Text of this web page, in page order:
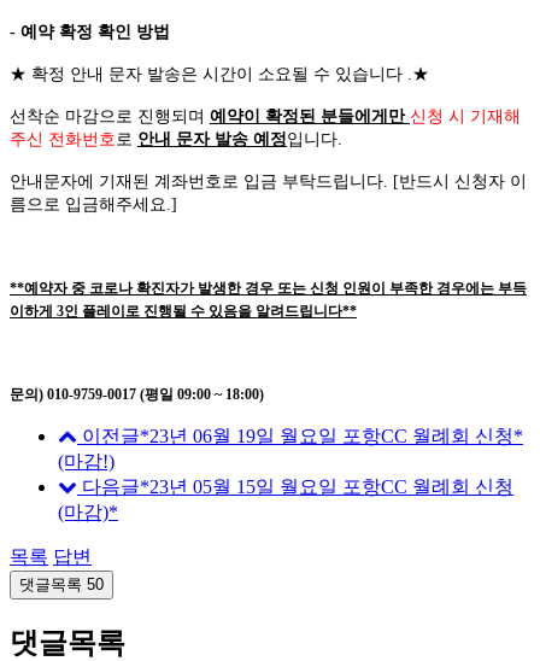
- 예약 확정 확인 방법
★ 확정 안내 문자 발송은 시간이 소요될 수 있습니다 .★
선착순 마감으로 진행되며 예약이 확정된 분들에게만 신청 시 기재해
주신 전화번호로 안내 문자 발송 예정입니다.
안내문자에 기재된 계좌번호로 입금 부탁드립니다. [반드시 신청자 이
름으로 입금해주세요.]
**예약자 중 코로나 확진자가 발생한 경우 또는 신청 인원이 부족한 경우에는 부득
이하게 3인 플레이로 진행될 수 있음을 알려드립니다**
문의) 010-9759-0017 (평일 09:00 ~ 18:00)
이전글*23년 06월 19일 월요일 포항CC 월례회 신청*
(마감!)
다음글*23년 05월 15일 월요일 포항CC 월례회 신청
(마감)*
목록 답변
댓글목록 50
댓글목록